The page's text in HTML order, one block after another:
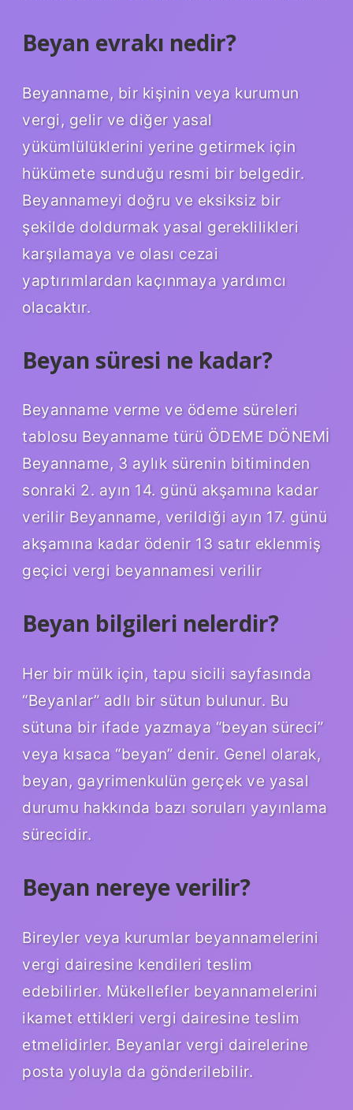
Beyan evrakı nedir?
Beyanname, bir kişinin veya kurumun
vergi, gelir ve diğer yasal
yükümlülüklerini yerine getirmek için
hükümete sunduğu resmi bir belgedir.
Beyannameyi doğru ve eksiksiz bir
şekilde doldurmak yasal gereklilikleri
karşılamaya ve olası cezai
yaptırımlardan kaçınmaya yardımcı
olacaktır.
Beyan süresi ne kadar?
Beyanname verme ve ödeme süreleri
tablosu Beyanname türü ÖDEME DÖNEMİ
Beyanname, 3 aylık sürenin bitiminden
sonraki 2. ayın 14. günü akşamına kadar
verilir Beyanname, verildiği ayın 17. günü
akşamına kadar ödenir 13 satır eklenmiş
geçici vergi beyannamesi verilir
Beyan bilgileri nelerdir?
Her bir mülk için, tapu sicili sayfasında
“Beyanlar” adlı bir sütun bulunur. Bu
sütuna bir ifade yazmaya “beyan süreci”
veya kısaca “beyan” denir. Genel olarak,
beyan, gayrimenkulün gerçek ve yasal
durumu hakkında bazı soruları yayınlama
sürecidir.
Beyan nereye verilir?
Bireyler veya kurumlar beyannamelerini
vergi dairesine kendileri teslim
edebilirler. Mükellefler beyannamelerini
ikamet ettikleri vergi dairesine teslim
etmelidirler. Beyanlar vergi dairelerine
posta yoluyla da gönderilebilir.